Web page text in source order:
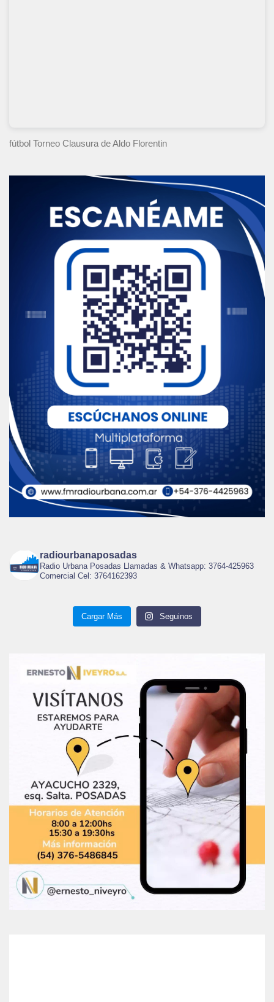
fútbol Torneo Clausura de Aldo Florentin
radiourbanaposadas
Radio Urbana Posadas Llamadas & Whatsapp: 3764-425963
Comercial Cel: 3764162393
Cargar Más Seguinos